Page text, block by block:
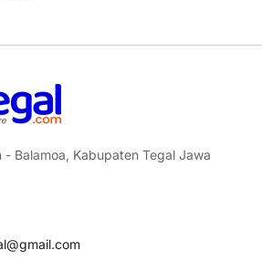
- Balamoa, Kabupaten Tegal Jawa